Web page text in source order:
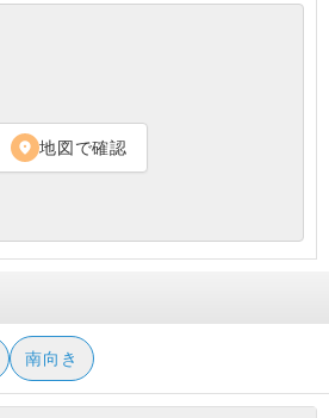
location_on 地図で確認
南向き